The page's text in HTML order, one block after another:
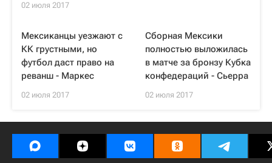
02 июля 2017
Мексиканцы уезжают с
КК грустными, но
футбол даст право на
реванш - Маркес
02 июля 2017
Сборная Мексики
полностью выложилась
в матче за бронзу Кубка
конфедераций - Сьерра
02 июля 2017